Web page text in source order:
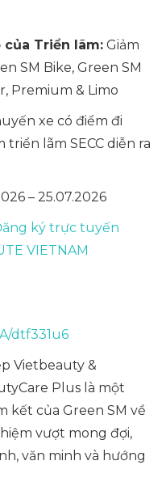
Triển lãm: Giảm
SM Bike, Green SM
Premium & Limo
xe có điểm đi
lãm SECC diễn ra
– 25.07.2026
ký trực tuyến
VIETNAM
dtf331u6
Vietbeauty &
Plus là một
kết của Green SM về
vượt mong đợi,
văn minh và hướng